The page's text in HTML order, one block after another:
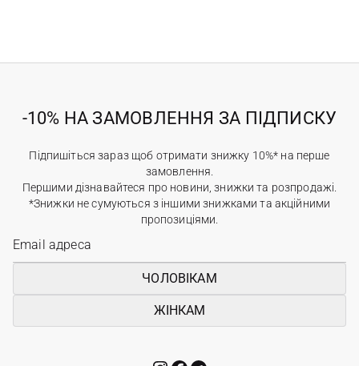
-10% НА ЗАМОВЛЕННЯ ЗА ПІДПИСКУ
Підпишіться зараз щоб отримати знижку 10%* на перше
замовлення.
Першими дізнавайтеся про новини, знижки та розпродажі.
*Знижки не сумуються з іншими знижками та акційними
пропозиціями.
ЧОЛОВІКАМ
ЖІНКАМ